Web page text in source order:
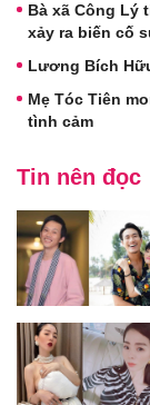
Bà xã Công Lý
xảy ra biến cố
Lương Bích
Mẹ Tóc Tiên
tình cảm
Tin nên đọc